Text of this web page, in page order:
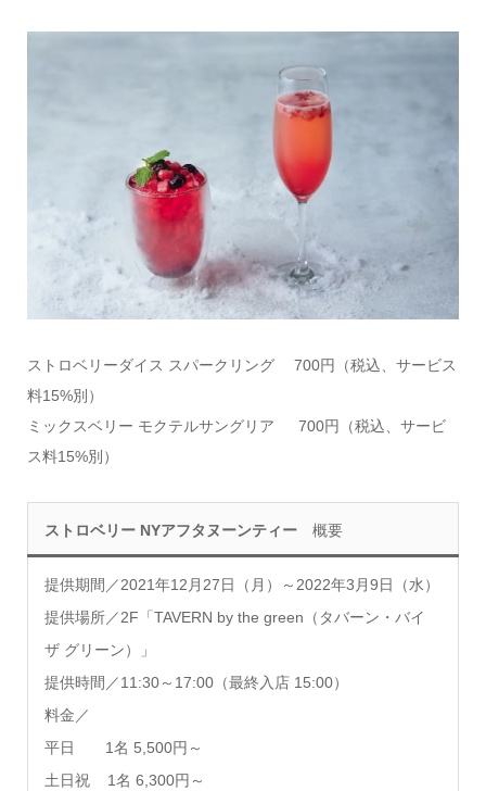
ストロベリーダイス スパークリング 700円（税込、サービス
料15%別）
ミックスベリー モクテルサングリア 700円（税込、サービ
ス料15%別）
ストロベリー NYアフタヌーンティー概要
提供期間／2021年12月27日（月）～2022年3月9日（水）
提供場所／2F「TAVERN by the green（タバーン・バイ
ザ グリーン）」
提供時間 ／11:30～17:00（最終入店 15:00）
料金 ／
平日 1名 5,500円～
土日祝 1名 6,300円～